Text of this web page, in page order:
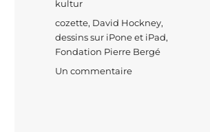
Catégories
kultur
Étiquettes
cozette, David Hockney,
dessins sur iPone et iPad,
Fondation Pierre Bergé
Un commentairesur